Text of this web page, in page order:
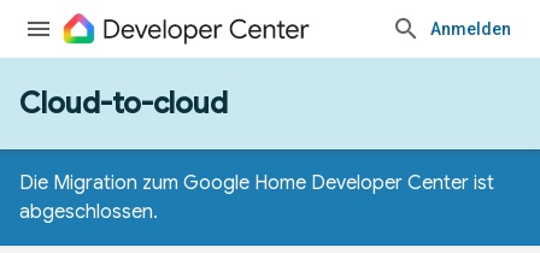
Anmelden
Cloud-to-cloud
Die Migration zum Google Home Developer Center ist
abgeschlossen.